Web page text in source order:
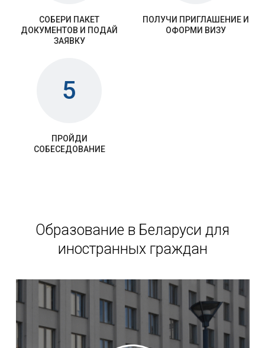
СОБЕРИ ПАКЕТ
ДОКУМЕНТОВ И ПОДАЙ
ЗАЯВКУ
ПОЛУЧИ ПРИГЛАШЕНИЕ И
ОФОРМИ ВИЗУ
5
ПРОЙДИ
СОБЕСЕДОВАНИЕ
Образование в Беларуси для
иностранных граждан